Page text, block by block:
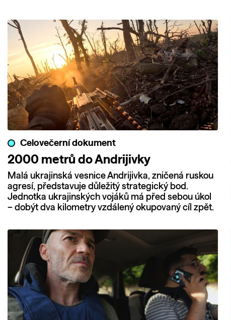
Celovečerní dokument
2000 metrů do Andrijivky
Malá ukrajinská vesnice Andrijivka, zničená ruskou
agresí, představuje důležitý strategický bod.
Jednotka ukrajinských vojáků má před sebou úkol
– dobýt dva kilometry vzdálený okupovaný cíl zpět.